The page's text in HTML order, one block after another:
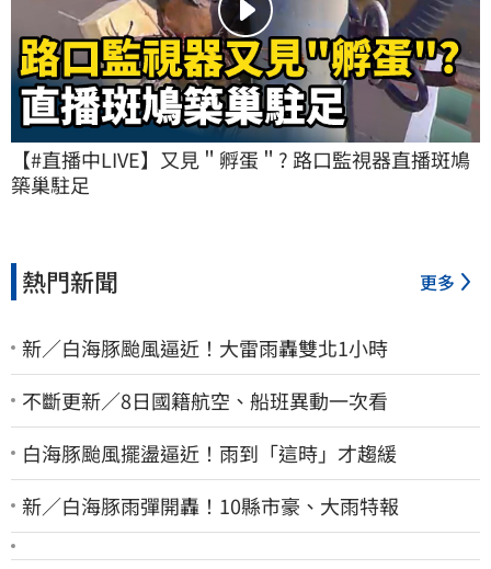
【#直播中LIVE】又見＂孵蛋＂? 路口監視器直播斑鳩
築巢駐足
熱門新聞 更多
新／白海豚颱風逼近！大雷雨轟雙北1小時
不斷更新／8日國籍航空、船班異動一次看
白海豚颱風擺盪逼近！雨到「這時」才趨緩
新／白海豚雨彈開轟！10縣市豪、大雨特報